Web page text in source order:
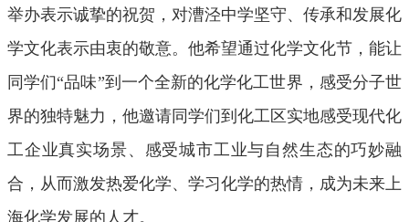
举办表示诚挚的祝贺，对漕泾中学坚守、传承和发展化
学文化表示由衷的敬意。他希望通过化学文化节，能让
同学们“品味”到一个全新的化学化工世界，感受分子世
界的独特魅力，他邀请同学们到化工区实地感受现代化
工企业真实场景、感受城市工业与自然生态的巧妙融
合，从而激发热爱化学、学习化学的热情，成为未来上
海化学发展的人才。